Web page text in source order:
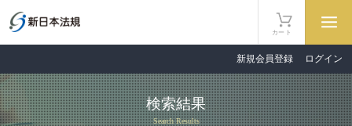
カート
新規会員登録 ログイン
検索結果
Search Results